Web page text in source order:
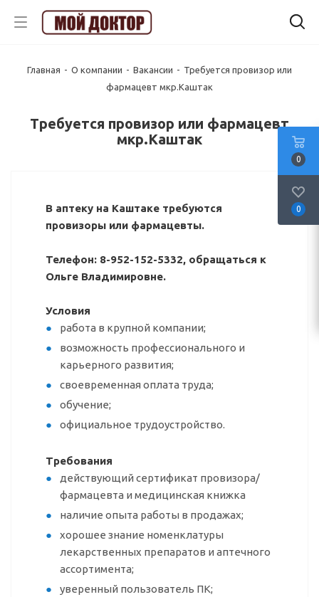
Главная - О компании - Вакансии - Требуется провизор или
фармацевт мкр.Каштак
Требуется провизор или фармацевт
мкр.Каштак
В аптеку на Каштаке требуются
провизоры или фармацевты.
Телефон: 8-952-152-5332, обращаться к
Ольге Владимировне.
Условия
работа в крупной компании;
возможность профессионального и
карьерного развития;
своевременная оплата труда;
обучение;
официальное трудоустройство.
Требования
действующий сертификат провизора/
фармацевта и медицинская книжка
наличие опыта работы в продажах;
хорошее знание номенклатуры
лекарственных препаратов и аптечного
ассортимента;
уверенный пользователь ПК;
0
0